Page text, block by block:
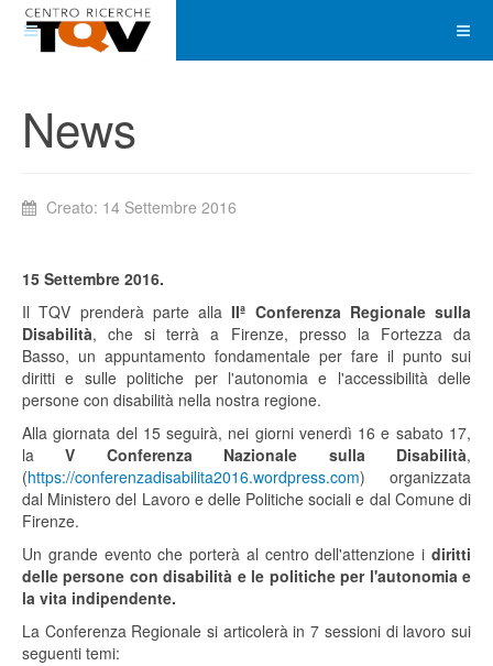
News
Creato: 14 Settembre 2016
15 Settembre 2016.
Il TQV prenderà parte alla IIª Conferenza Regionale sulla
Disabilità, che si terrà a Firenze, presso la Fortezza da
Basso, un appuntamento fondamentale per fare il punto sui
diritti e sulle politiche per l'autonomia e l'accessibilità delle
persone con disabilità nella nostra regione.
Alla giornata del 15 seguirà, nei giorni venerdì 16 e sabato 17,
laV Conferenza Nazionale sulla Disabilità,
(https://conferenzadisabilita2016.wordpress.com) organizzata
dal Ministero del Lavoro e delle Politiche sociali e dal Comune di
Firenze.
Un grande evento che porterà al centro dell'attenzione i diritti
delle persone con disabilità e le politiche per l'autonomia e
la vita indipendente.
La Conferenza Regionale si articolerà in 7 sessioni di lavoro sui
seguenti temi: